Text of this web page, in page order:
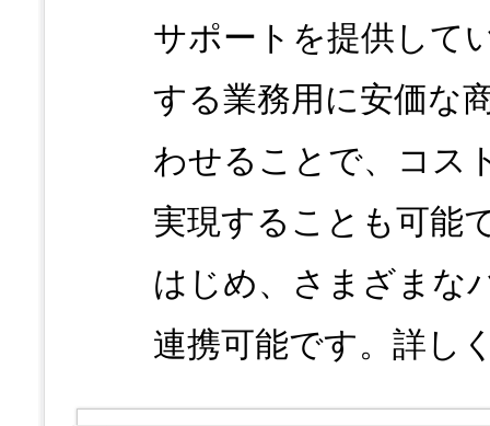
サポートを提供して
する業務用に安価な
わせることで、コス
実現することも可能
はじめ、さまざまな
連携可能です。詳し